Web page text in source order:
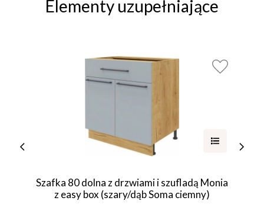
Elementy uzupełniające
Szafka 80 dolna z drzwiami i szufladą Monia
z easy box (szary/dąb Soma ciemny)